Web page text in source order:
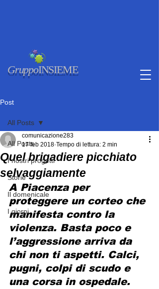
GruppoINSIEME
Post
All Posts
I nostri progetti
Storie
Il domenicale
I giorni
All Posts
Quel brigadiere picchiato
selvaggiamente
comunicazione283
17 feb 2018 Tempo di lettura: 2 min
A Piacenza per
proteggere un corteo che
manifesta contro la
violenza. Basta poco e
l’aggressione arriva da
chi non ti aspetti. Calci,
pugni, colpi di scudo e
una corsa in ospedale.